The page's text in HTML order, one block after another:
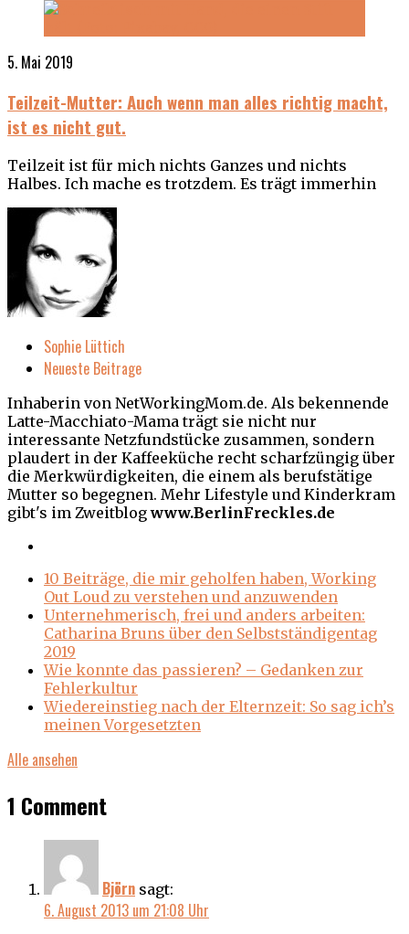
5. Mai 2019
Teilzeit-Mutter: Auch wenn man alles richtig macht,
ist es nicht gut.
Teilzeit ist für mich nichts Ganzes und nichts
Halbes. Ich mache es trotzdem. Es trägt immerhin
Sophie Lüttich
Neueste Beitrage
Inhaberin von NetWorkingMom.de. Als bekennende
Latte-Macchiato-Mama trägt sie nicht nur
interessante Netzfundstücke zusammen, sondern
plaudert in der Kaffeeküche recht scharfzüngig über
die Merkwürdigkeiten, die einem als berufstätige
Mutter so begegnen. Mehr Lifestyle und Kinderkram
gibt's im Zweitblogwww.BerlinFreckles.de
10 Beiträge, die mir geholfen haben, Working
Out Loud zu verstehen und anzuwenden
Unternehmerisch, frei und anders arbeiten:
Catharina Bruns über den Selbstständigentag
2019
Wie konnte das passieren? – Gedanken zur
Fehlerkultur
Wiedereinstieg nach der Elternzeit: So sag ich’s
meinen Vorgesetzten
Alle ansehen
1 Comment
Björn sagt:
6. August 2013 um 21:08 Uhr